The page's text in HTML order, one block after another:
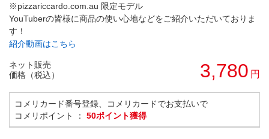
※pizzariccardo.com.au 限定モデル
YouTuberの皆様に商品の使い心地などをご紹介いただいておりま
す！
紹介動画はこちら
ネット販売
価格（税込）
3,780 円
コメリカード番号登録、コメリカードでお支払いで
コメリポイント ： 50ポイント獲得